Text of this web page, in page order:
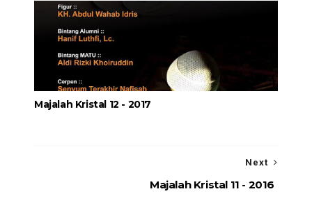
Majalah Kristal 12 - 2017
Next
Majalah Kristal 11 - 2016